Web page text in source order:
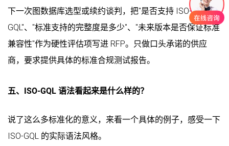
下一次图数据库选型或续约谈判，把"是否支持 ISO-
GQL"、"标准支持的完整度是多少"、"未来版本是否保证标准
兼容性"作为硬性评估项写进 RFP。只做口头承诺的供应
商，要求提供具体的标准合规测试报告。
五、ISO-GQL 语法看起来是什么样的？
说了这么多标准化的意义，来看一个具体的例子，感受一下
ISO-GQL 的实际语法风格。